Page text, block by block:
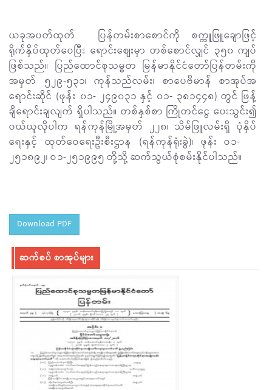
ယခုအပတ်ထုတ် ပြန်တမ်းစာစောင်ကို စက္ကူဖြူချောဖြင့်
ရိုက်နှိပ်ထုတ်ဝေပြီး ရောင်းစျေးမှာ တစ်စောင်လျှင် ၃၅၀ ကျပ်
ဖြစ်သည်။ ပြည်ထောင်စုသမ္မတ မြန်မာနိုင်ငံတော်ပြန်တမ်းကို
အမှတ် ၅၂၉-၅၃၁၊ ကုန်သည်လမ်း၊ စာပေဗိမာန် စာအုပ်အ
ရောင်းဆိုင် (ဖုန်း ၀၁- ၂၄၉၀၃၁ နှင့် ၀၁- ၃၈၁၄၄၈) တွင် ဖြန့်
ချိရောင်းချလျက် ရှိပါသည်။ တစ်နှစ်စာ ကြိုတင်ငွေ ပေးသွင်း၍
ဝယ်ယူလိုပါက ရန်ကုန်မြို့အမှတ် ၂၂၈၊ သိမ်ဖြူလမ်းရှိ ပုံနှိပ်
ရေးနှင့် ထုတ်ဝေရေးဦးစီးဌာန (ရန်ကုန်ရုံးခွဲ)၊ ဖုန်း ဝ၁-
၂၅၁၈၉၂၊ ဝ၁-၂၅၁၉၉၅ တို့သို့ ဆက်သွယ်စုံစမ်းနိုင်ပါသည်။
Download PDF
ဆက်စပ် စာအုပ်များ